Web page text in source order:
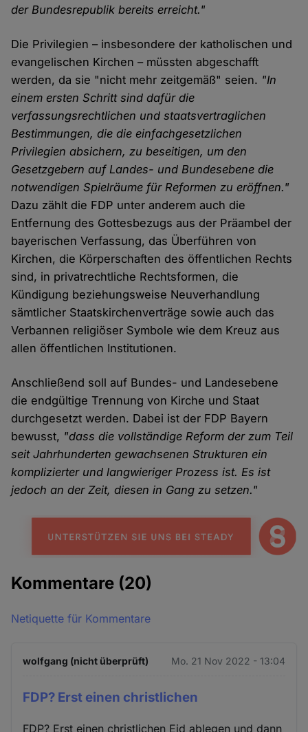
der Bundesrepublik bereits erreicht."
Die Privilegien – insbesondere der katholischen und
evangelischen Kirchen – müssten abgeschafft
werden, da sie "nicht mehr zeitgemäß" seien. "In
einem ersten Schritt sind dafür die
verfassungsrechtlichen und staatsvertraglichen
Bestimmungen, die die einfachgesetzlichen
Privilegien absichern, zu beseitigen, um den
Gesetzgebern auf Landes- und Bundesebene die
notwendigen Spielräume für Reformen zu eröffnen."
Dazu zählt die FDP unter anderem auch die
Entfernung des Gottesbezugs aus der Präambel der
bayerischen Verfassung, das Überführen von
Kirchen, die Körperschaften des öffentlichen Rechts
sind, in privatrechtliche Rechtsformen, die
Kündigung beziehungsweise Neuverhandlung
sämtlicher Staatskirchenverträge sowie auch das
Verbannen religiöser Symbole wie dem Kreuz aus
allen öffentlichen Institutionen.
Anschließend soll auf Bundes- und Landesebene
die endgültige Trennung von Kirche und Staat
durchgesetzt werden. Dabei ist der FDP Bayern
bewusst, "dass die vollständige Reform der zum Teil
seit Jahrhunderten gewachsenen Strukturen ein
komplizierter und langwieriger Prozess ist. Es ist
jedoch an der Zeit, diesen in Gang zu setzen."
Kommentare (20)
Netiquette für Kommentare
wolfgang (nicht überprüft) Mo. 21 Nov 2022 - 13:04
FDP? Erst einen christlichen
FDP? Erst einen christlichen Eid ablegen und dann